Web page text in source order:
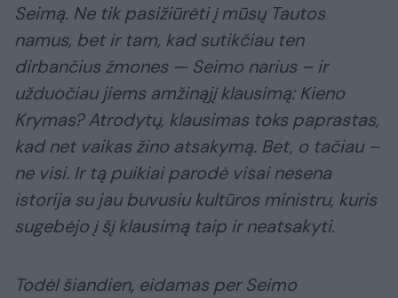
Seimą. Ne tik pasižiūrėti į mūsų Tautos
namus, bet ir tam, kad sutikčiau ten
dirbančius žmones — Seimo narius – ir
užduočiau jiems amžinąjį klausimą: Kieno
Krymas? Atrodytų, klausimas toks paprastas,
kad net vaikas žino atsakymą. Bet, o tačiau –
ne visi. Ir tą puikiai parodė visai nesena
istorija su jau buvusiu kultūros ministru, kuris
sugebėjo į šį klausimą taip ir neatsakyti.
Todėl šiandien, eidamas per Seimo